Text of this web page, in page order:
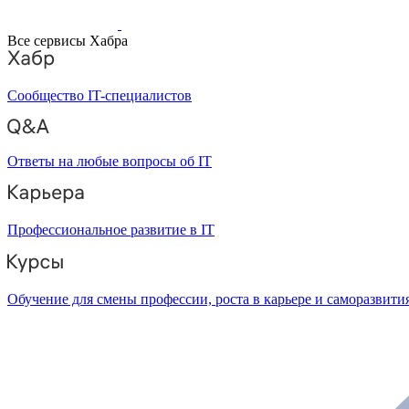
Все сервисы Хабра
Сообщество IT-специалистов
Ответы на любые вопросы об IT
Профессиональное развитие в IT
Обучение для смены профессии, роста в карьере и